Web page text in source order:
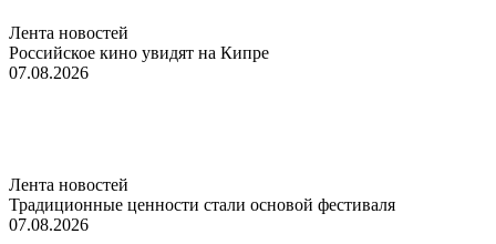
Лента новостей
Российское кино увидят на Кипре
07.08.2026
Лента новостей
Традиционные ценности стали основой фестиваля
07.08.2026